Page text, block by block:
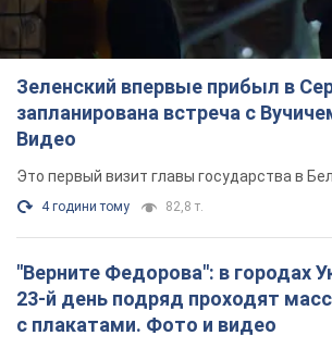
Зеленский впервые прибыл в
запланирована встреча с
Видео
Это первый визит главы государства в
4 години тому 82,8 т.
"Верните Федорова": в городах
23-й день подряд проходят
с плакатами. Фото и видео